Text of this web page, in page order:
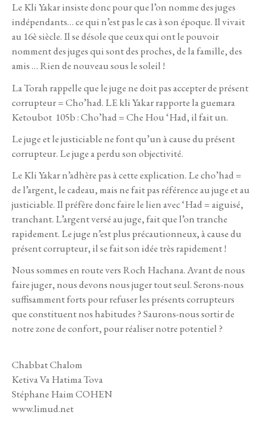
Le Kli Yakar insiste donc pour que l’on nomme des juges
indépendants… ce qui n’est pas le cas à son époque. Il vivait
au 16è siècle. Il se désole que ceux qui ont le pouvoir
nomment des juges qui sont des proches, de la famille, des
amis … Rien de nouveau sous le soleil !
La Torah rappelle que le juge ne doit pas accepter de présent
corrupteur = Cho’had. LE kli Yakar rapporte la guemara
Ketoubot 105b : Cho’had = Che Hou ‘Had, il fait un.
Le juge et le justiciable ne font qu’un à cause du présent
corrupteur. Le juge a perdu son objectivité.
Le Kli Yakar n’adhère pas à cette explication. Le cho’had =
de l’argent, le cadeau, mais ne fait pas référence au juge et au
justiciable. Il préfère donc faire le lien avec ‘Had = aiguisé,
tranchant. L’argent versé au juge, fait que l’on tranche
rapidement. Le juge n’est plus précautionneux, à cause du
présent corrupteur, il se fait son idée très rapidement !
Nous sommes en route vers Roch Hachana. Avant de nous
faire juger, nous devons nous juger tout seul. Serons-nous
suffisamment forts pour refuser les présents corrupteurs
que constituent nos habitudes ? Saurons-nous sortir de
notre zone de confort, pour réaliser notre potentiel ?
Chabbat Chalom
Ketiva Va Hatima Tova
Stéphane Haim COHEN
www.limud.net